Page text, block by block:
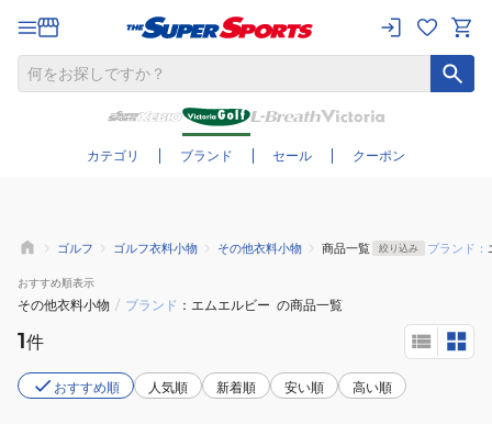
カテゴリ ブランド セール クーポン
さらに絞り込む
ゴルフ ゴルフ衣料小物 その他衣料小物 商品一覧 絞り込み ブランド：
おすすめ順表示
その他衣料小物 / ブランド エムエルビー の商品一覧
1件
おすすめ順 人気順 新着順 安い順 高い順